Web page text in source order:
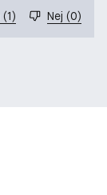
(1) Nej (0)